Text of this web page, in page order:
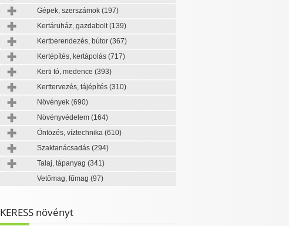
Gépek, szerszámok (197)
Kertáruház, gazdabolt(139)
Kertberendezés, bútor (367)
Kertépítés, kertápolás (717)
Kerti tó, medence (393)
Kerttervezés, tájépítés (310)
Növények (690)
Növényvédelem (164)
Öntözés, víztechnika (610)
Szaktanácsadás (294)
Talaj, tápanyag (341)
Vetőmag, fűmag (97)
KERESS növényt